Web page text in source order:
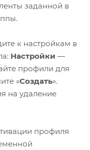
заданной в
к настройкам в
Настройки —
профили для
«Создать».
на удаление
профиля